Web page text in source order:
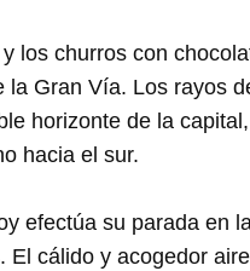
y los churros con
la Gran Vía. Los rayos
horizonte de la
hacia el sur.
efectúa su parada en
El cálido y acogedor